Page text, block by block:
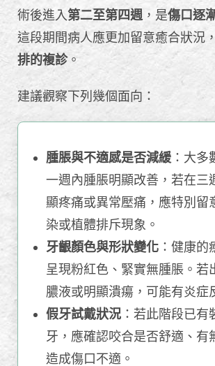
術後進入第二至第四週，是傷口逐
這段期間病人應更加留意癒合狀況
排的複診。
建議觀察下列幾個面向：
腫脹與不適感是否減緩：大多
一週內腫脹明顯改善，若在三
顯疼痛或異常壓痛，應特別留
染或植體排斥現象。
牙齦顏色與形狀變化 ：健康
呈現粉紅色、緊實無腫脹。若
膿液或明顯潰瘍，可能有炎症
假牙試戴狀況 ：若此階段已有
牙，應確認咬合是否舒適、有
造成傷口不適。